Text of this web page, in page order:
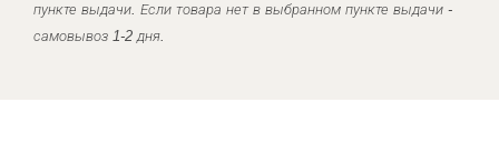
пункте выдачи. Если товара нет в выбранном пункте выдачи -
самовывоз 1-2 дня.